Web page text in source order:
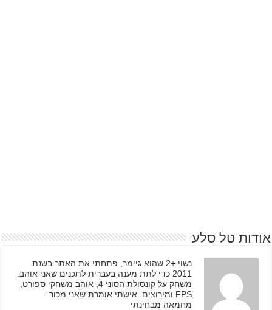
אודות טל סלע
נשוי +2 שהוא גיימר, פתחתי את האתר בשנת
2011 כדי לתת מענה בעברית לתכנים שאני אוהב.
משחק על קונסולת הסוני 4, אוהב משחקי ספורט,
FPS ומירוצים. אישתי אומרת שאני מכור -
מחמאה מבחינתי